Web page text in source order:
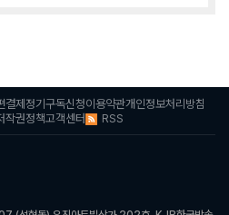
결제 정기구독신청이용약관개인정보처리방침
작권정책고객센터 RSS